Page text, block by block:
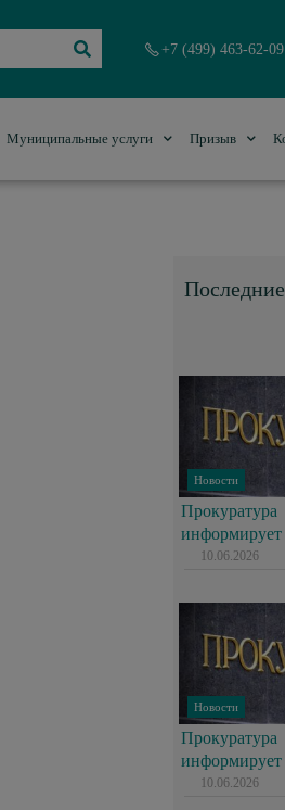
+7 (499) 463-62-09
Муниципальные услуги Призыв
Новости
Прокуратура
информирует
10.06.2026
Новости
Прокуратура
информирует
10.06.2026